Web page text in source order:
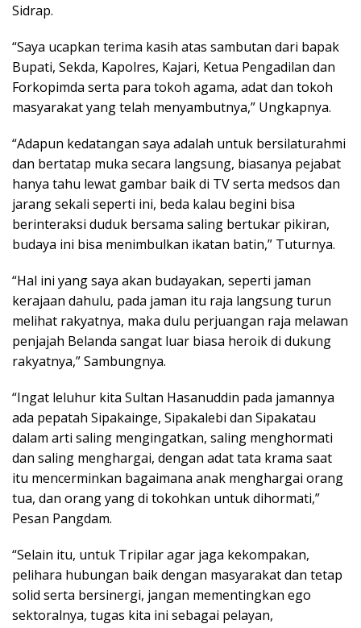
Sidrap.
“Saya ucapkan terima kasih atas sambutan dari bapak
Bupati, Sekda, Kapolres, Kajari, Ketua Pengadilan dan
Forkopimda serta para tokoh agama, adat dan tokoh
masyarakat yang telah menyambutnya,” Ungkapnya.
“Adapun kedatangan saya adalah untuk bersilaturahmi
dan bertatap muka secara langsung, biasanya pejabat
hanya tahu lewat gambar baik di TV serta medsos dan
jarang sekali seperti ini, beda kalau begini bisa
berinteraksi duduk bersama saling bertukar pikiran,
budaya ini bisa menimbulkan ikatan batin,” Tuturnya.
“Hal ini yang saya akan budayakan, seperti jaman
kerajaan dahulu, pada jaman itu raja langsung turun
melihat rakyatnya, maka dulu perjuangan raja melawan
penjajah Belanda sangat luar biasa heroik di dukung
rakyatnya,” Sambungnya.
“Ingat leluhur kita Sultan Hasanuddin pada jamannya
ada pepatah Sipakainge, Sipakalebi dan Sipakatau
dalam arti saling mengingatkan, saling menghormati
dan saling menghargai, dengan adat tata krama saat
itu mencerminkan bagaimana anak menghargai orang
tua, dan orang yang di tokohkan untuk dihormati,”
Pesan Pangdam.
“Selain itu, untuk Tripilar agar jaga kekompakan,
pelihara hubungan baik dengan masyarakat dan tetap
solid serta bersinergi, jangan mementingkan ego
sektoralnya, tugas kita ini sebagai pelayan,